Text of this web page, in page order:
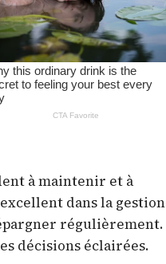
à maintenir et à
dans la gestion
régulièrement.
décisions éclairées.